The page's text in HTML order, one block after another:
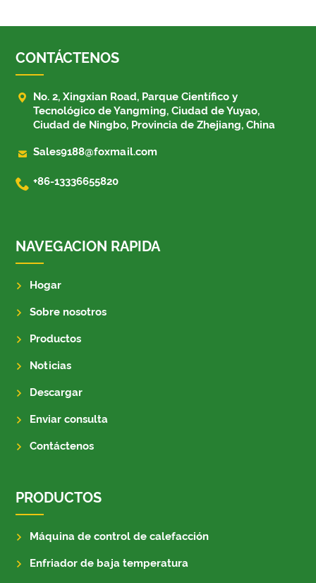
CONTÁCTENOS

No. 2, Xingxian Road, Parque Científico y
Tecnológico de Yangming, Ciudad de Yuyao,
Ciudad de Ningbo, Provincia de Zhejiang, China
 Sales9188@foxmail.com
 +86-13336655820
NAVEGACION RAPIDA
Hogar
Sobre nosotros
Productos
Noticias
Descargar
Enviar consulta
Contáctenos
PRODUCTOS
Máquina de control de calefacción
Enfriador de baja temperatura